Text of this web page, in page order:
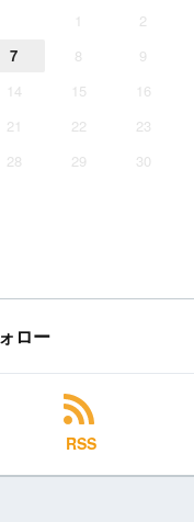
1
2
7 8
9
14 15
16
21 22
23
28 29
30
ロー
RSS